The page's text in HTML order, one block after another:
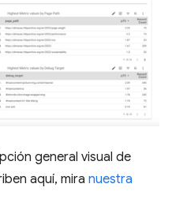
general visual de
aquí, mira nuestra